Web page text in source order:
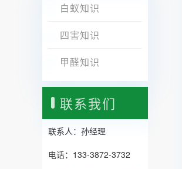
白蚁知识
四害知识
甲醛知识
联系我们
联系人：孙经理
电话：133-3872-3732